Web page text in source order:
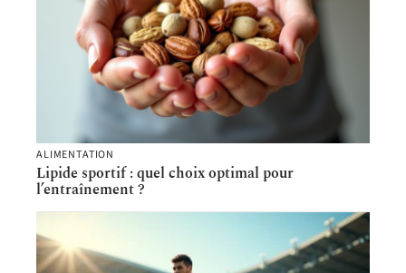
ALIMENTATION
Lipide sportif : quel choix optimal pour
l’entraînement ?